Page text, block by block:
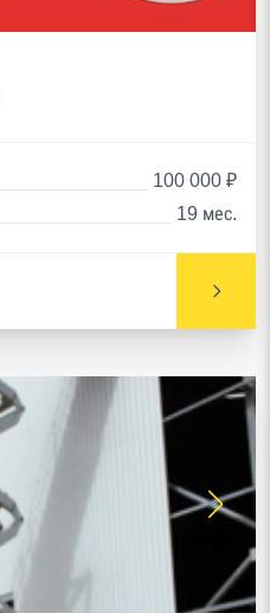
100 000 ₽
19 мес.